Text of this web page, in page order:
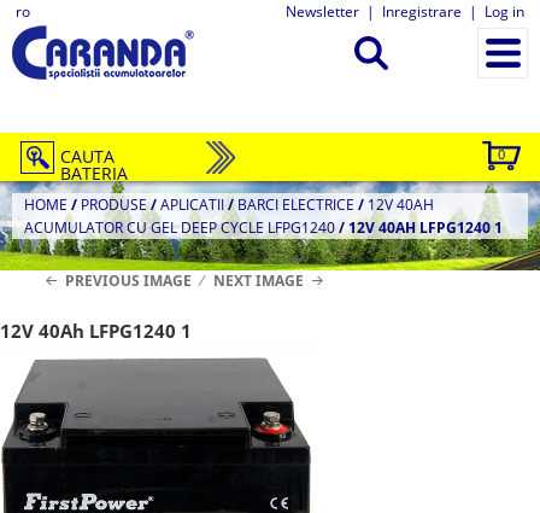
ro Newsletter | Inregistrare | Log in
0
CAUTA
BATERIA
HOME / PRODUSE/APLICATII/BARCI ELECTRICE / 12V 40AH
ACUMULATOR CU GEL DEEP CYCLE LFPG1240/12V 40AH LFPG1240 1
PREVIOUS IMAGE NEXT IMAGE
12V 40Ah LFPG1240 1